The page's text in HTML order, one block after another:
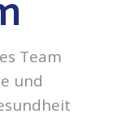
Team
und